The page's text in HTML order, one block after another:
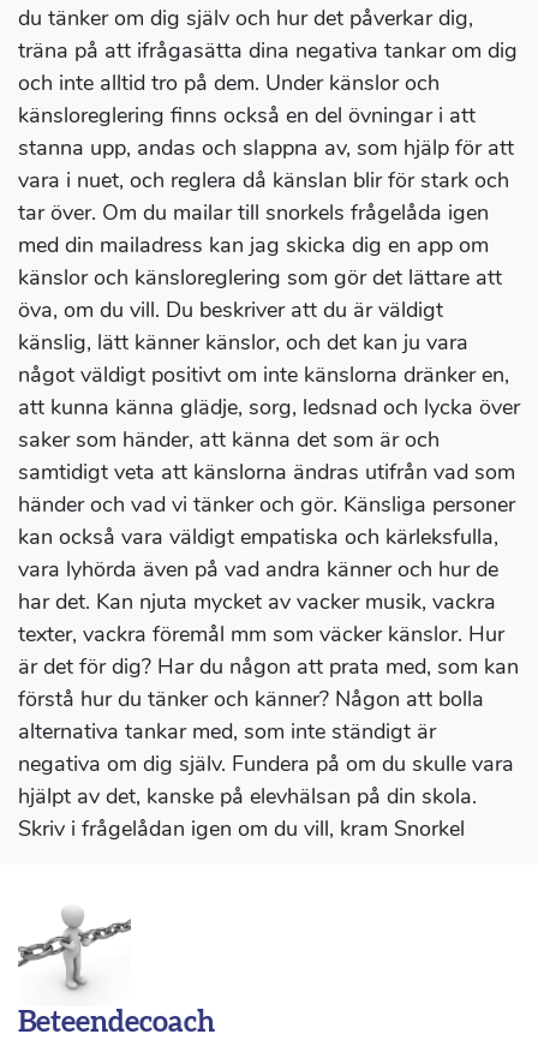
du tänker om dig själv och hur det påverkar dig,
träna på att ifrågasätta dina negativa tankar om dig
och inte alltid tro på dem. Under känslor och
känsloreglering finns också en del övningar i att
stanna upp, andas och slappna av, som hjälp för att
vara i nuet, och reglera då känslan blir för stark och
tar över. Om du mailar till snorkels frågelåda igen
med din mailadress kan jag skicka dig en app om
känslor och känsloreglering som gör det lättare att
öva, om du vill. Du beskriver att du är väldigt
känslig, lätt känner känslor, och det kan ju vara
något väldigt positivt om inte känslorna dränker en,
att kunna känna glädje, sorg, ledsnad och lycka över
saker som händer, att känna det som är och
samtidigt veta att känslorna ändras utifrån vad som
händer och vad vi tänker och gör. Känsliga personer
kan också vara väldigt empatiska och kärleksfulla,
vara lyhörda även på vad andra känner och hur de
har det. Kan njuta mycket av vacker musik, vackra
texter, vackra föremål mm som väcker känslor. Hur
är det för dig? Har du någon att prata med, som kan
förstå hur du tänker och känner? Någon att bolla
alternativa tankar med, som inte ständigt är
negativa om dig själv. Fundera på om du skulle vara
hjälpt av det, kanske på elevhälsan på din skola.
Skriv i frågelådan igen om du vill, kram Snorkel
Beteendecoach